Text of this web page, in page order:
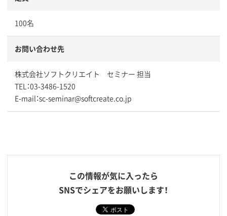
100名
お問い合わせ先
株式会社ソフトクリエイト セミナー 担当
TEL：03-3486-1520
E-mail：sc-seminar@softcreate.co.jp
この情報が気に入ったら
SNSでシェアをお願いします！